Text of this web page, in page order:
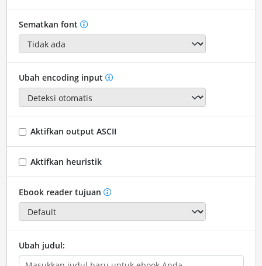
Sematkan font
Ubah encoding input
Aktifkan output ASCII
Aktifkan heuristik
Ebook reader tujuan
Ubah judul: